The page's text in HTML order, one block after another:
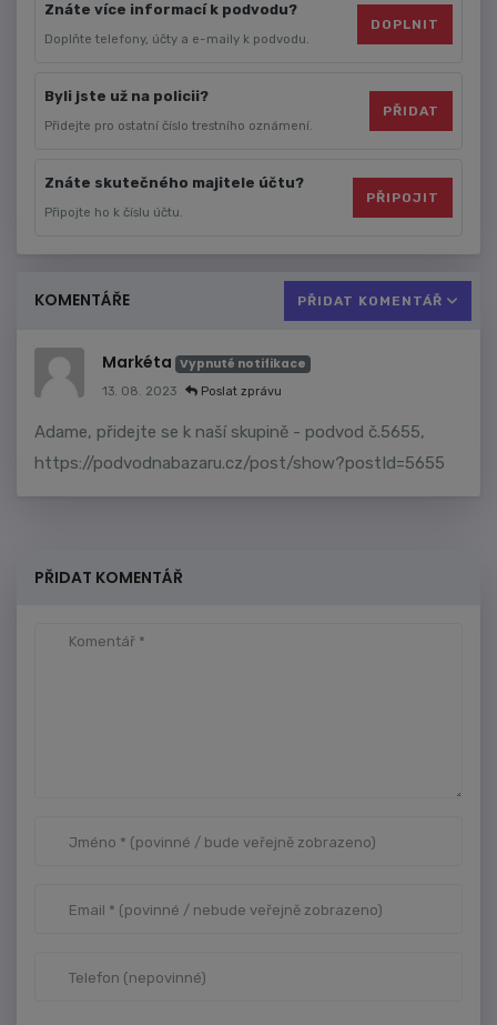
Znáte více informací k podvodu?
Doplňte telefony, účty a e-maily k podvodu.
DOPLNIT
Byli jste už na policii?
Přidejte pro ostatní číslo trestního oznámení.
PŘIDAT
Znáte skutečného majitele účtu?
Připojte ho k číslu účtu.
PŘIPOJIT
KOMENTÁŘE PŘIDAT KOMENTÁŘ
Markéta Vypnuté notifikace
13. 08. 2023 Poslat zprávu
Adame, přidejte se k naší skupině - podvod č.5655,
https://podvodnabazaru.cz/post/show?postId=5655
PŘIDAT KOMENTÁŘ